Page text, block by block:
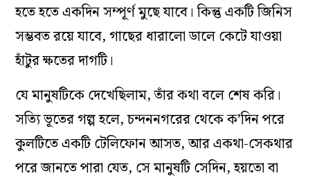
হতে হতে একদিন সম্পূর্ণ মুছে যাবে। কিন্তু একটি জিনিস
সম্ভবত রয়ে যাবে, গাছের ধারালো ডালে কেটে যাওয়া
হাঁটুর ক্ষতের দাগটি।
যে মানুষটিকে দেখেছিলাম, তাঁর কথা বলে শেষ করি।
সত্যি ভূতের গল্প হলে, চন্দননগরের থেকে ক’দিন পরে
কুলটিতে একটি টেলিফোন আসত, আর একথা-সেকথার
পরে জানতে পারা যেত, সে মানুষটি সেদিন, হয়তো বা